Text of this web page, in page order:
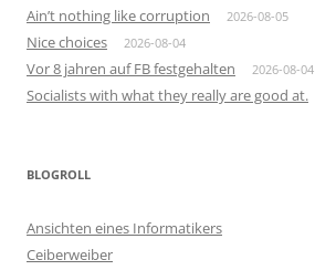
Ain’t nothing like corruption 2026-08-05
Nice choices 2026-08-04
Vor 8 jahren auf FB festgehalten 2026-08-04
Socialists with what they really are good at.
BLOGROLL
Ansichten eines Informatikers
Ceiberweiber